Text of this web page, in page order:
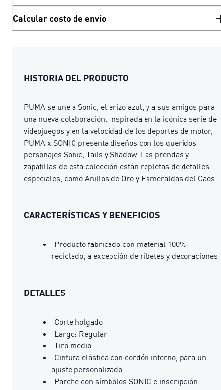
Calcular costo de envío
HISTORIA DEL PRODUCTO
PUMA se une a Sonic, el erizo azul, y a sus amigos para
una nueva colaboración. Inspirada en la icónica serie de
videojuegos y en la velocidad de los deportes de motor,
PUMA x SONIC presenta diseños con los queridos
personajes Sonic, Tails y Shadow. Las prendas y
zapatillas de esta colección están repletas de detalles
especiales, como Anillos de Oro y Esmeraldas del Caos.
CARACTERÍSTICAS Y BENEFICIOS
Producto fabricado con material 100%
reciclado, a excepción de ribetes y decoraciones
DETALLES
Corte holgado
Largo: Regular
Tiro medio
Cintura elástica con cordón interno, para un
ajuste personalizado
Parche con símbolos SONIC e inscripción